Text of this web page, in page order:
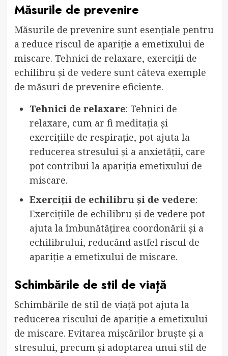
Măsurile de prevenire
Măsurile de prevenire sunt esențiale pentru
a reduce riscul de apariție a emetixului de
miscare. Tehnici de relaxare, exerciții de
echilibru și de vedere sunt câteva exemple
de măsuri de prevenire eficiente.
Tehnici de relaxare: Tehnici de
relaxare, cum ar fi meditația și
exercițiile de respirație, pot ajuta la
reducerea stresului și a anxietății, care
pot contribui la apariția emetixului de
miscare.
Exerciții de echilibru și de vedere:
Exercițiile de echilibru și de vedere pot
ajuta la îmbunătățirea coordonării și a
echilibrului, reducând astfel riscul de
apariție a emetixului de miscare.
Schimbările de stil de viață
Schimbările de stil de viață pot ajuta la
reducerea riscului de apariție a emetixului
de miscare. Evitarea mișcărilor bruște și a
stresului, precum și adoptarea unui stil de